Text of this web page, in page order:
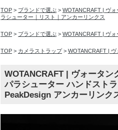
TOP > ブランドで選ぶ > WOTANCRAFT | ヴォ
ラシューター｜リスト｜アンカーリンクス
TOP > ブランドで選ぶ > WOTANCRAFT | ヴォ
TOP > カメラストラップ> WOTANCRAFT | ヴ
WOTANCRAFT | ヴォータン
パラシューター ハンドスト
PeakDesign アンカーリンク